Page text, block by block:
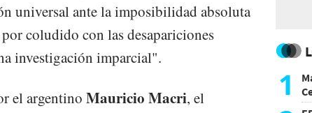
universal ante la imposibilidad absoluta
coludido con las desapariciones
investigación imparcial".
el argentino Mauricio Macri, el
1
y